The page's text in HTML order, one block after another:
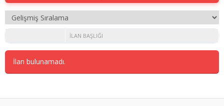
İLAN BAŞLIĞI
İlan bulunamadı.